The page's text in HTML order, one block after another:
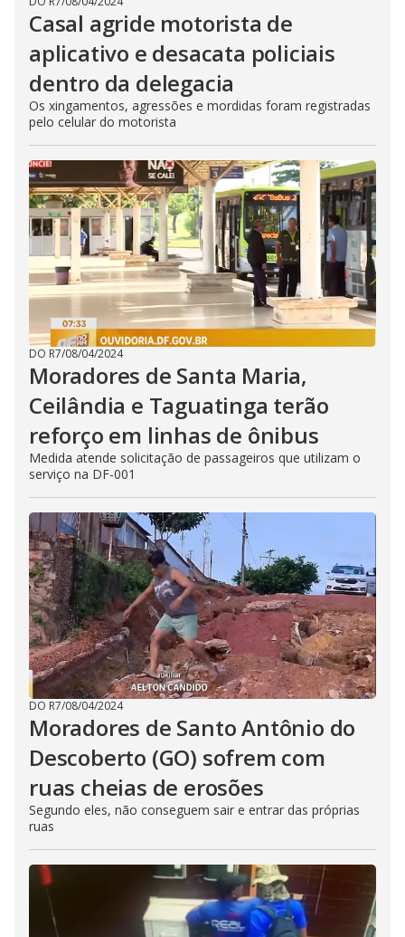
Casal agride motorista de
aplicativo e desacata policiais
dentro da delegacia
Os xingamentos, agressões e mordidas foram registradas
pelo celular do motorista
DO R7/08/04/2024
Moradores de Santa Maria,
Ceilândia e Taguatinga terão
reforço em linhas de ônibus
Medida atende solicitação de passageiros que utilizam o
serviço na DF-001
DO R7/08/04/2024
Moradores de Santo Antônio do
Descoberto (GO) sofrem com
ruas cheias de erosões
Segundo eles, não conseguem sair e entrar das próprias
ruas